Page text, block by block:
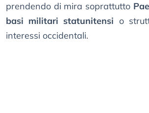
prendendo di mira soprattutto
basi militari statunitensi o
interessi occidentali.